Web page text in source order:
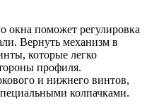
окна поможет регулировка
Вернуть механизм в
которые легко
профиля.
и нижнего винтов,
колпачками.